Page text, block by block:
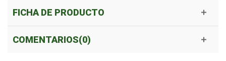
FICHA DE PRODUCTO
COMENTARIOS(0)